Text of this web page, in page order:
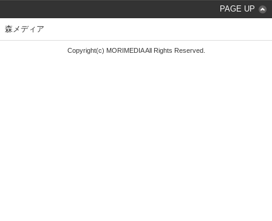
PAGE UP
森メディア
Copyright(c) MORIMEDIA All Rights Reserved.